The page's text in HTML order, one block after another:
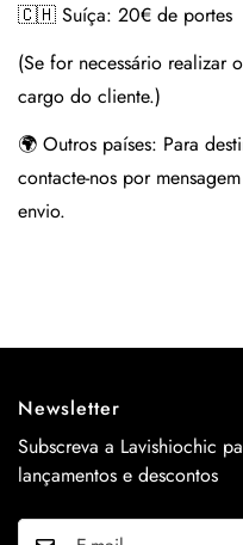
🇨🇭 Suíça: 20€ de portes
(Se for necessário realizar
cargo do cliente.)
🌍 Outros países: Para
contacte-nos por
envio.
Newsletter
Subscreva a Lavishiochic
lançamentos e descontos